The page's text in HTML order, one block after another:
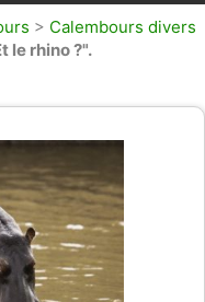
> Calembours divers
le rhino ?".